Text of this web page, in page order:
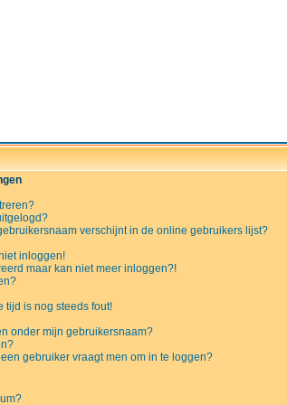
verschijnt in de online gebruikers lijst?
inloggen!
maar kan niet meer inloggen?!
tijd is nog steeds fout!
onder mijn gebruikersnaam?
gebruiker vraagt men om in te loggen?